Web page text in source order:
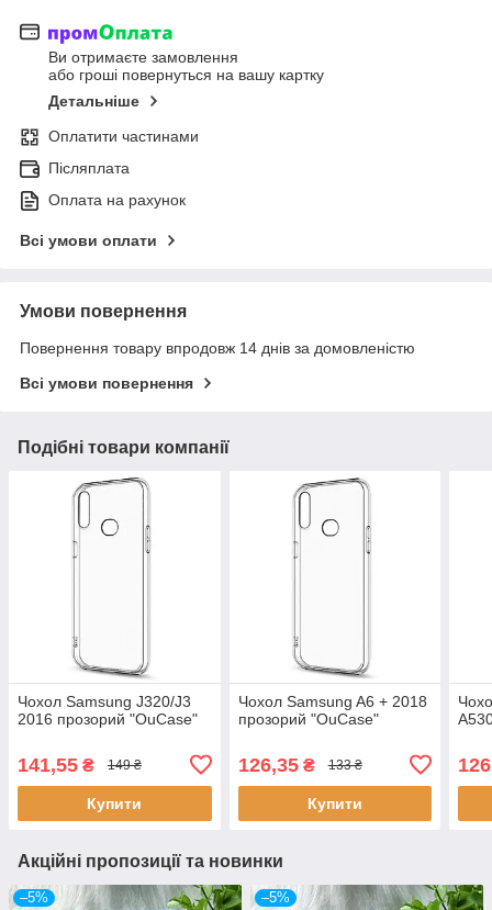
Ви отримаєте замовлення
або гроші повернуться на вашу картку
Детальніше
Оплатити частинами
Післяплата
Оплата на рахунок
Всі умови оплати
Умови повернення
Повернення товару впродовж 14 днів за домовленістю
Всі умови повернення
Подібні товари компанії
Чохол Samsung J320/J3
2016 прозорий "OuCase"
141,55 ₴ 149 ₴
Купити
Чохол Samsung A6 + 2018
прозорий "OuCase"
126,35₴ 133 ₴
Купити
Акційні пропозиції та новинки
–5% –5%